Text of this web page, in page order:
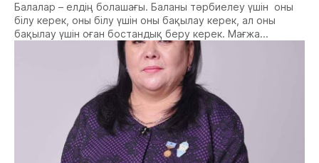
Балалар – елдің болашағы. Баланы тәрбиелеу үшін оны
білу керек, оны білу үшін оны бақылау керек, ал оны
бақылау үшін оған бостандық беру керек. Мағжа...